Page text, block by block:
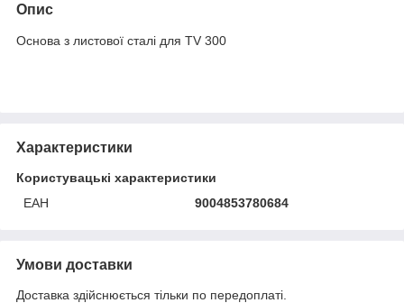
Опис
Основа з листової сталі для TV 300
Характеристики
Користувацькі характеристики
ЕАН
9004853780684
Умови доставки
Доставка здійснюється тільки по передоплаті.